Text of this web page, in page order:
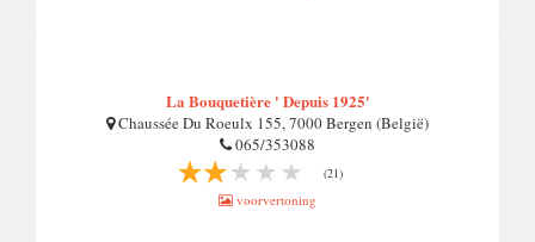
La Bouquetière ' Depuis 1925'
Chaussée Du Roeulx 155, 7000 Bergen (België)
065/353088
(21)
voorvertoning